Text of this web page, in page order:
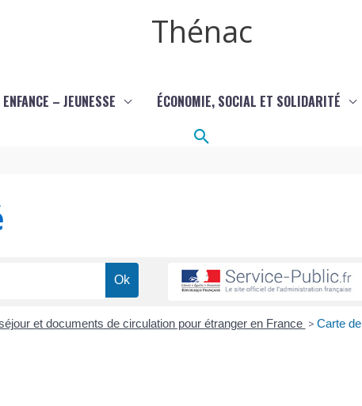
Thénac
ENFANCE – JEUNESSE ÉCONOMIE, SOCIAL ET SOLIDARITÉ
Rechercher
et documents de circulation pour étranger en France > Carte de